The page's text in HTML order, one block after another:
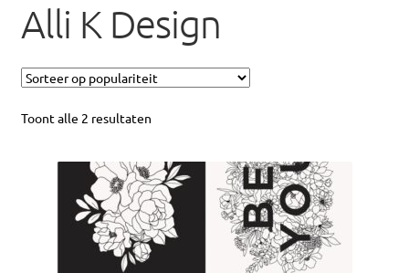
Blog
Workshops
Gratis Patronen
Over ons
Alli K Design
Toont alle 2 resultaten